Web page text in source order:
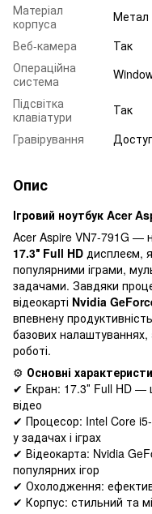
Матеріал
корпуса
Метал
Веб-камера
Так
Операційна
система
Підсвітка
клавіатури
Так
Гравірування
Опис
Ігровий ноутбук Acer
Acer Aspire VN7-791G —
17.3″ Full HD дисплеєм,
популярними іграми,
задачами. Завдяки
відеокарті Nvidia
впевнену
базових
роботі.
⚙️ Основні
✔ Екран: 17.3″ Full HD —
відео
✔ Процесор: Intel Core
у задачах і іграх
✔ Відеокарта: Nvidia
популярних ігор
✔ Охолодження:
✔ Корпус: стильний та